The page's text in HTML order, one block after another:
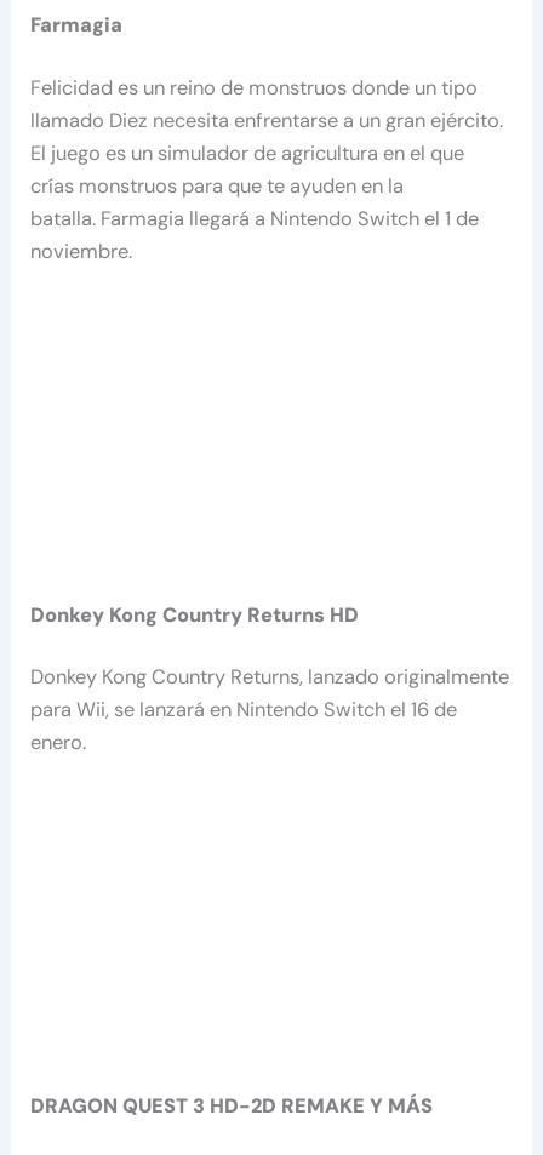
Farmagia
Felicidad es un reino de monstruos donde un tipo
llamado Diez necesita enfrentarse a un gran ejército.
El juego es un simulador de agricultura en el que
crías monstruos para que te ayuden en la
batalla. Farmagia llegará a Nintendo Switch el 1 de
noviembre.
Donkey Kong Country Returns HD
Donkey Kong Country Returns, lanzado originalmente
para Wii, se lanzará en Nintendo Switch el 16 de
enero.
DRAGON QUEST 3 HD-2D REMAKE Y MÁS